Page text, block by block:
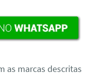
as marcas descritas